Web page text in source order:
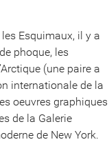
Esquimaux, il y a
phoque, les
(une paire a
internationale de la
oeuvres graphiques
de la Galerie
de New York.